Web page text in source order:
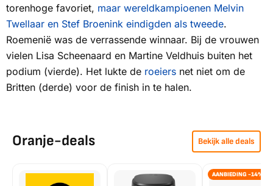
torenhoge favoriet, maar wereldkampioenen Melvin
Twellaar en Stef Broenink eindigden als tweede.
Roemenië was de verrassende winnaar. Bij de vrouwen
vielen Lisa Scheenaard en Martine Veldhuis buiten het
podium (vierde). Het lukte de roeiers net niet om de
Britten (derde) voor de finish in te halen.
Oranje-deals Bekijk alle deals
AANBIEDING -14%